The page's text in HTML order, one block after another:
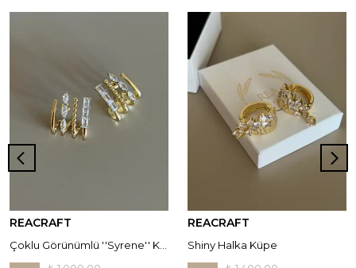
REACRAFT REACRAFT
Shiny Halka Küpe